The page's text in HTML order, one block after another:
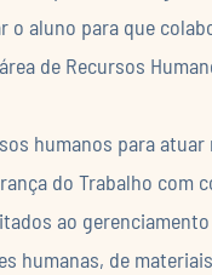
o aluno para que
de Recursos
humanos para atuar
do Trabalho com
ao
humanas, de